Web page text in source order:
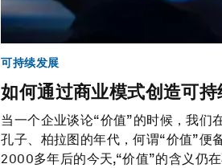
可持续发展
如何通过商业模式创造可持
当一个企业谈论“价值”的时候，我们
孔子、柏拉图的年代，何谓“价值”便
2000多年后的今天,“价值”的含义仍